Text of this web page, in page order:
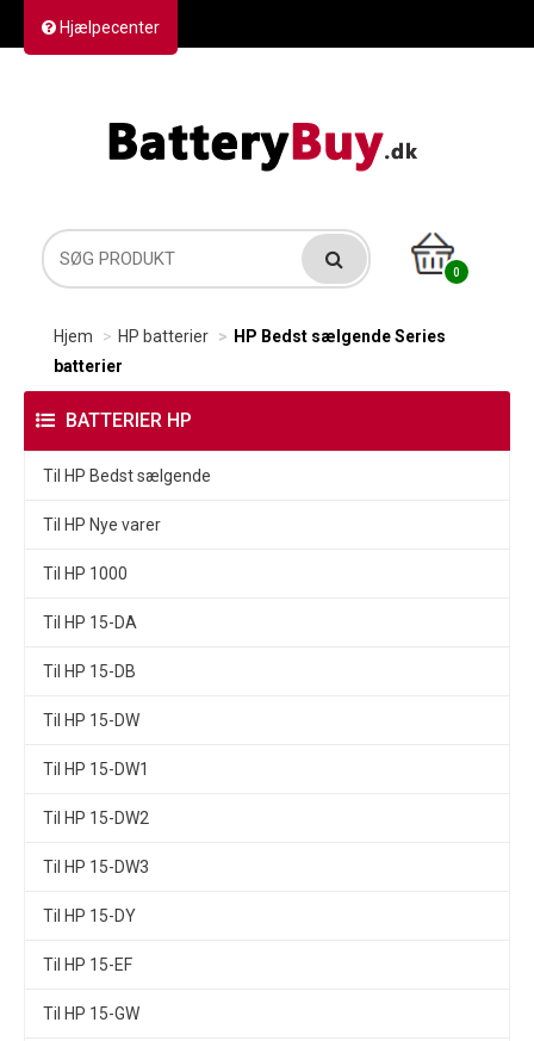
Hjælpecenter
0
Hjem HP batterier
HP Bedst sælgende Series
batterier
BATTERIER HP
Til HP Bedst sælgende
Til HP Nye varer
Til HP 1000
Til HP 15-DA
Til HP 15-DB
Til HP 15-DW
Til HP 15-DW1
Til HP 15-DW2
Til HP 15-DW3
Til HP 15-DY
Til HP 15-EF
Til HP 15-GW